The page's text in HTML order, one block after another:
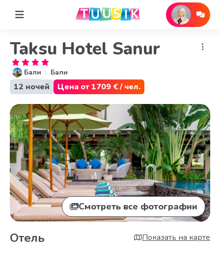
Taksu Hotel Sanur
Бали Бали
12 ночей Цена от 1709 € / чел.
Смотреть все фотографии
Отель Показать на карте